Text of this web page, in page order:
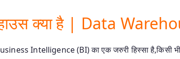
क्या है | Data
Intelligence (BI) का एक जरुरी हिस्सा है,किसी